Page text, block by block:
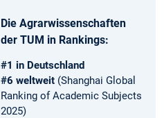
Die Agrarwissenschaften
der TUM in Rankings:
#1 in Deutschland
#6 weltweit (Shanghai Global
Ranking of Academic Subjects
2025)